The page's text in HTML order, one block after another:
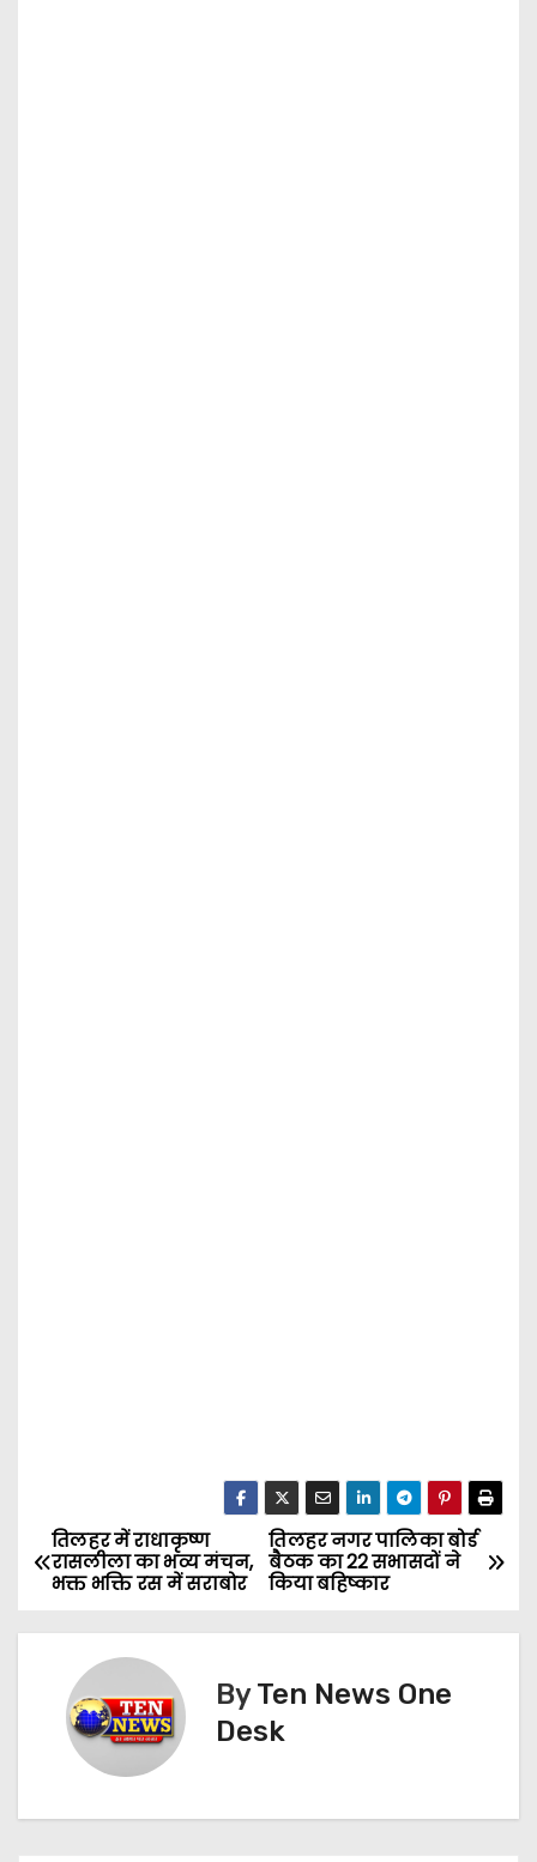
P
तिलहर नगर पालिका बोर्ड
बैठक का 22 सभासदों ने
किया बहिष्कार
तिलहर में राधाकृष्ण
रासलीला का भव्य मंचन,
भक्त भक्ति रस में सराबोर
ByTen News One
Desk